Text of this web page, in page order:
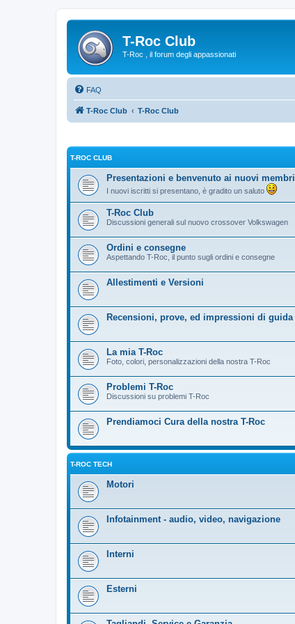
T-Roc Club
T-Roc , il forum degli appassionati
FAQ
T-Roc Club T-Roc Club
T-ROC CLUB
Presentazioni e benvenuto ai nuovi membri
I nuovi iscritti si presentano, è gradito un saluto
T-Roc Club
Discussioni generali sul nuovo crossover Volkswagen
Ordini e consegne
Aspettando T-Roc, il punto sugli ordini e consegne
Allestimenti e Versioni
Recensioni, prove, ed impressioni di guida
La mia T-Roc
Foto, colori, personalizzazioni della nostra T-Roc
Problemi T-Roc
Discussioni su problemi T-Roc
Prendiamoci Cura della nostra T-Roc
T-ROC TECH
Motori
Infotainment - audio, video, navigazione
Interni
Esterni